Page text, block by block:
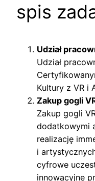
spis
Udział
Udział
Kultury z VR i
Zakup gogli
Zakup gogli
dodatkowymi
realizację
i
cyfrowe
innowacyjne